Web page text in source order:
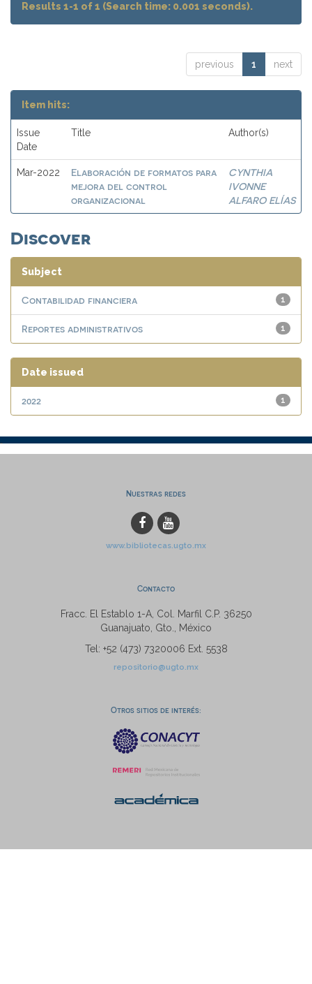
Results 1-1 of 1 (Search time: 0.001 seconds).
previous 1 next
Item hits:
Issue
Date
Title Author(s)
Mar-2022
Elaboración de formatos para
mejora del control
organizacional
CYNTHIA
IVONNE
ALFARO ELÍAS
Discover
Subject
1
Contabilidad financiera
1
Reportes administrativos
Date issued
1
2022
Nuestras redes
www.bibliotecas.ugto.mx
Contacto
Fracc. El Establo 1-A, Col. Marfil C.P. 36250
Guanajuato, Gto., México
Tel: +52 (473) 7320006 Ext. 5538
repositorio@ugto.mx
Otros sitios de interés: